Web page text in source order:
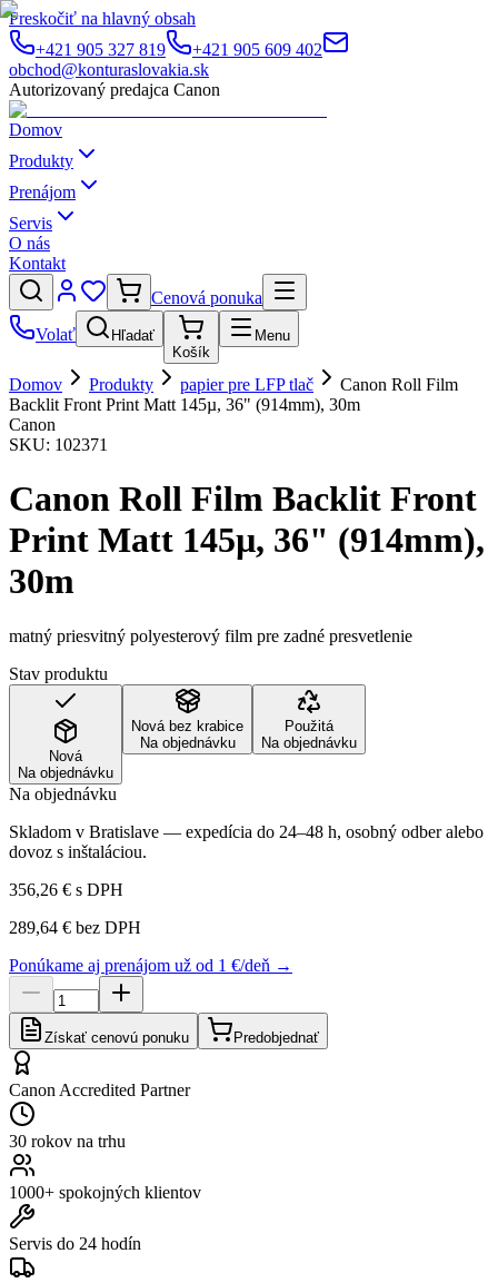
Preskočiť na hlavný obsah
+421 905 327 819
+421 905 609 402
obchod@konturaslovakia.sk
Autorizovaný predajca Canon
Domov
Produkty
Prenájom
Servis
O nás
Kontakt
Cenová ponuka
Volať
Hľadať
Košík
Menu
Domov Produkty papier pre LFP tlač
Canon Roll Film
Backlit Front Print Matt 145µ, 36" (914mm), 30m
Canon
SKU: 102371
Canon Roll Film Backlit Front
Print Matt 145µ, 36" (914mm),
30m
matný priesvitný polyesterový film pre zadné presvetlenie
Stav produktu
Nová
Na objednávku
Nová bez krabice
Na objednávku
Použitá
Na objednávku
Na objednávku
Skladom v Bratislave — expedícia do 24–48 h, osobný odber alebo
dovoz s inštaláciou.
356,26 € s DPH
289,64 € bez DPH
Ponúkame aj prenájom už od 1 €/deň →
Získať cenovú ponuku Predobjednať
Canon Accredited Partner
30 rokov na trhu
1000+ spokojných klientov
Servis do 24 hodín